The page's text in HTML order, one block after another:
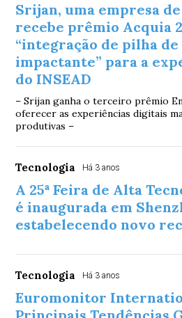
Srijan, uma empresa
recebe prêmio Acquia
“integração de pilha
impactante” para a
do INSEAD
– Srijan ganha o terceiro prêmio
oferecer as experiências digitais
produtivas –
Tecnologia Há 3 anos
A 25ª Feira de Alta
é inaugurada em
estabelecendo novo
Tecnologia Há 3 anos
Euromonitor